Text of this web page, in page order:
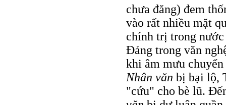
chưa đăng) đem
vào rất nhiều mặt
chính trị trong nước
Ðảng trong văn
khi âm mưu
Nhân văn bị bại lộ,
"cứu" cho bè lũ.